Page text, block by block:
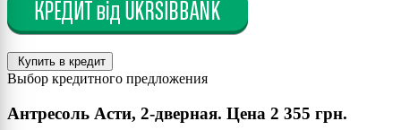
Купить в кредит
Выбор кредитного предложения
Антресоль Асти, 2-дверная. Цена 2 355 грн.